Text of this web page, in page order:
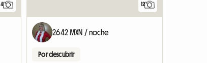
4 12
2642 MXN / noche
Por descubrir